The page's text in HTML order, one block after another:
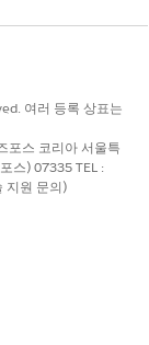
레인 관리 지원 에
이터에 대한 직
까?
.
여러 등록 상표는
포스 코리아 서울특
스) 07335 TEL :
지원 문의)